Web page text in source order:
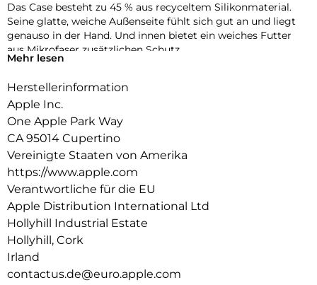
Das Case besteht zu 45 % aus recyceltem Silikon­material.
Seine glatte, weiche Außenseite fühlt sich gut an und liegt
genauso in der Hand. Und innen bietet ein weiches Futter
aus Mikrofaser zusätzlichen Schutz.
Es kommt mit Saphirglas mit einer leitenden Schicht, die die
Bewegungen deines Fingers zur Kamerasteuerung
überträgt.
Mit integrierten Magneten, die sich perfekt am iPhone 17 Pro
ausrichten, hält das Case ganz einfach und sorgt für
schnelleres kabel­loses Laden. Lass dein iPhone beim Laden
einfach im Case und docke dein MagSafe Ladegerät an oder
leg es auf dein Qi2 25W oder Qi zertifiziertes Ladegerät.
Wie jedes von Apple entwickelte Case durchläuft es im Laufe
des Design‑ und Fertigungs­prozesses Tausende von
Teststunden. Deshalb sieht es nicht nur großartig aus,
sondern ist auch dafür gemacht, dein iPhone vor Kratzern
und bei Stürzen zu schützen.
Mehr lesen
Herstellerinformation
Apple Inc.
One Apple Park Way
CA 95014 Cupertino
Vereinigte Staaten von Amerika
https://www.apple.com
Verantwortliche für die EU
Apple Distribution International Ltd
Hollyhill Industrial Estate
Hollyhill, Cork
Irland
contactus.de@euro.apple.com